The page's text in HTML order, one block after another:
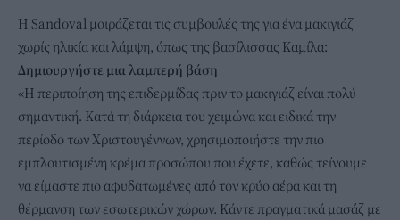
H Sandoval μοιράζεται τις συμβουλές της για ένα μακιγιάζ
χωρίς ηλικία και λάμψη, όπως της βασίλισσας Καμίλα:
Δημιουργήστε μια λαμπερή βάση
«Η περιποίηση της επιδερμίδας πριν το μακιγιάζ είναι πολύ
σημαντική. Κατά τη διάρκεια του χειμώνα και ειδικά την
περίοδο των Χριστουγέννων, χρησιμοποιήστε την πιο
εμπλουτισμένη κρέμα προσώπου που έχετε, καθώς τείνουμε
να είμαστε πιο αφυδατωμένες από τον κρύο αέρα και τη
θέρμανση των εσωτερικών χώρων. Κάντε πραγματικά μασάζ με